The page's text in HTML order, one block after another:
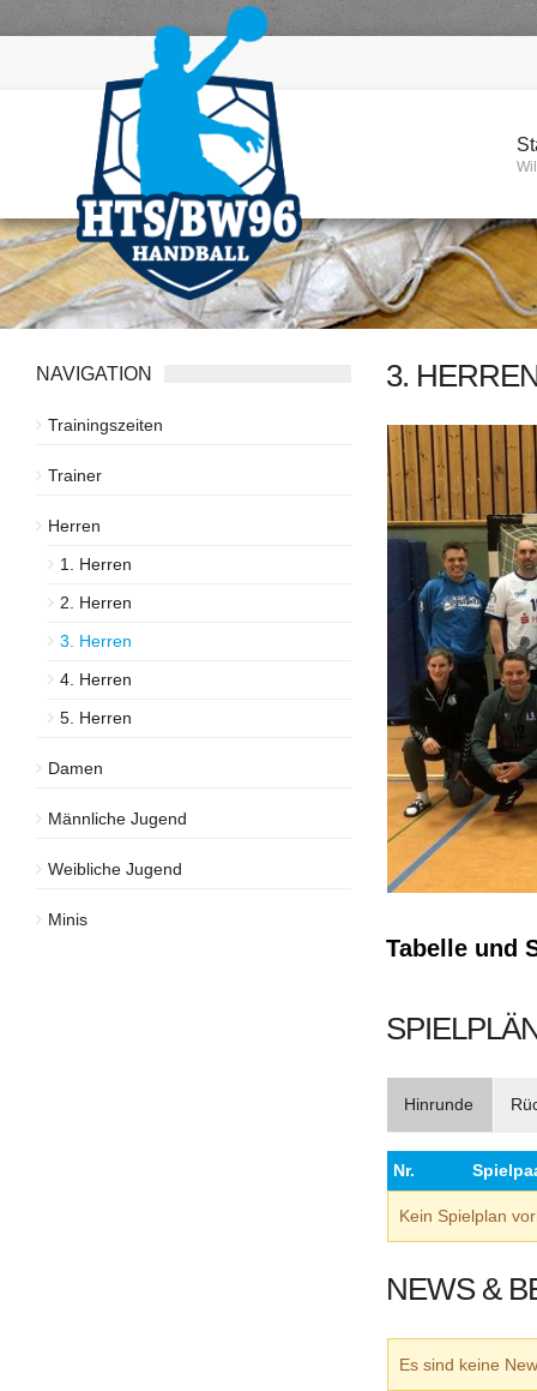
NAVIGATION
Trainingszeiten
Trainer
Herren
1. Herren
2. Herren
3. Herren
4. Herren
5. Herren
Damen
Männliche Jugend
Weibliche Jugend
Minis
3.
Tabelle und
Hinrunde
Nr.
Kein Spielplan
NEWS &
Es sind keine